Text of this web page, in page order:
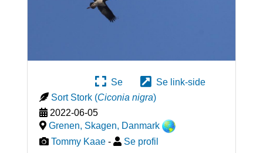
Se
Se link-side
Sort Stork (Ciconia nigra)
2022-06-05
Grenen, Skagen, Danmark
Tommy Kaae - Se profil